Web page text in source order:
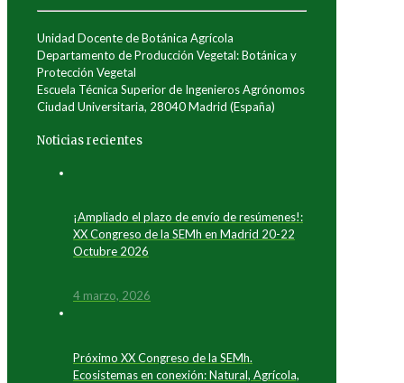
Unidad Docente de Botánica Agrícola
Departamento de Producción Vegetal: Botánica y
Protección Vegetal
Escuela Técnica Superior de Ingenieros Agrónomos
Ciudad Universitaria, 28040 Madrid (España)
Noticias recientes
¡Ampliado el plazo de envío de resúmenes!:
XX Congreso de la SEMh en Madrid 20-22
Octubre 2026
4 marzo, 2026
Próximo XX Congreso de la SEMh.
Ecosistemas en conexión: Natural, Agrícola,